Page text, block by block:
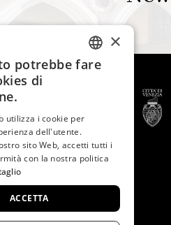
© 2026 -Fondazione
Musei Civici di Venezia
C.F. e P.IVA 03842230272
Museo associato a
ITALIAN
GERMAN
FRENCH
×
potrebbe fare
di
utilizza i cookie per
dell'utente.
sito Web, accetti tutti i
con la nostra politica
ACCETTA